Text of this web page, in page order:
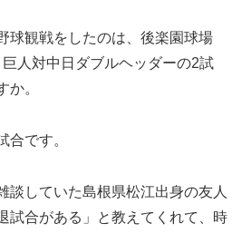
球観戦をしたのは、後楽園球場
人対中日ダブルヘッダーの2試
か。
合です。
談していた島根県松江出身の友人
試合がある」と教えてくれて、時